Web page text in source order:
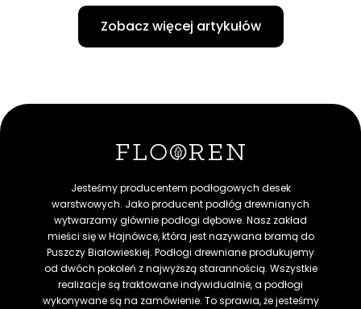
Zobacz więcej artykułów
Jesteśmy producentem podłogowych desek
warstwowych. Jako producent podłóg drewnianych
wytwarzamy głównie podłogi dębowe. Nasz zakład
mieści się w Hajnówce, która jest nazywana bramą do
Puszczy Białowieskiej. Podłogi drewniane produkujemy
od dwóch pokoleń z najwyższą starannością. Wszystkie
realizacje są traktowane indywidualnie, a podłogi
wykonywane są na zamówienie. To sprawia, że jesteśmy